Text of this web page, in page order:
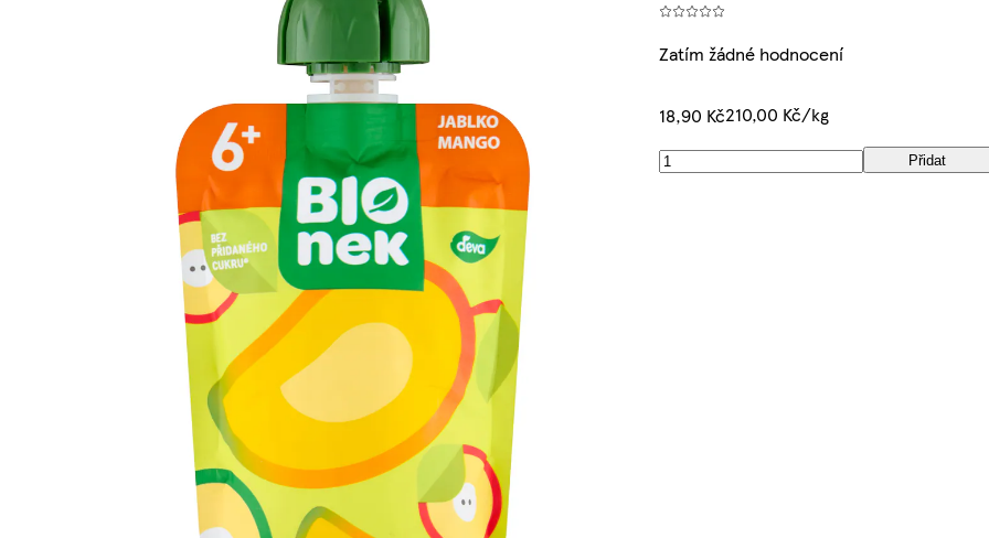
Zatím žádné hodnocení
18,90 Kč210,00 Kč/kg
Přidat